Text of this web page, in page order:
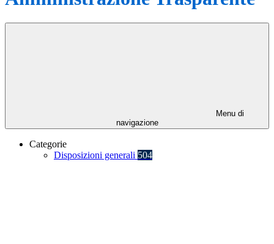
Menu di
navigazione
Categorie
Disposizioni generali 504